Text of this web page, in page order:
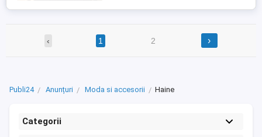
‹ 1 2 ›
Publi24 Anunțuri Moda si accesorii Haine
Categorii